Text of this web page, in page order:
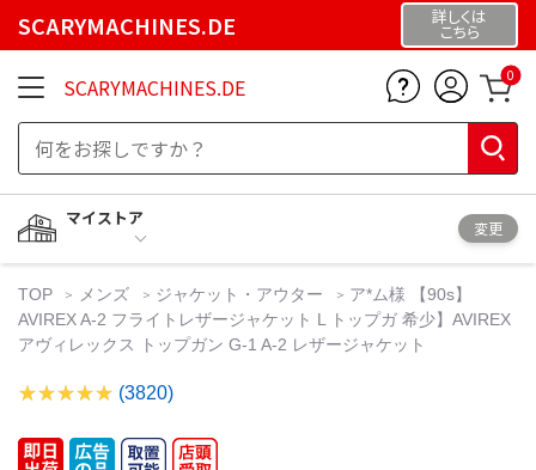
SCARYMACHINES.DE 詳しくは
こちら
SCARYMACHINES.DE 0
マイストア
変更
TOP メンズ ジャケット・アウター
ア*ム様 【90s】
AVIREX A-2 フライトレザージャケット L トップガ 希少】AVIREX
アヴィレックス トップガン G-1 A-2 レザージャケット
(3820)